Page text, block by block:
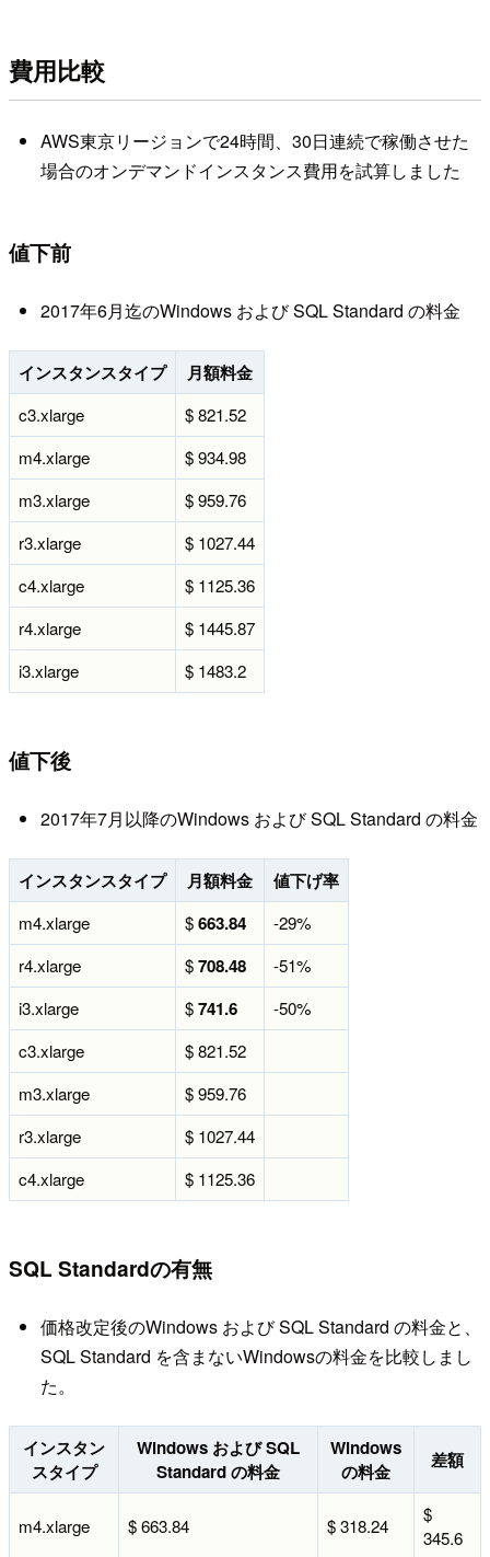
費用比較
AWS東京リージョンで24時間、30日連続で稼働させた
場合のオンデマンドインスタンス費用を試算しました
値下前
2017年6月迄のWindows および SQL Standard の料金
インスタンスタイプ 月額料金
c3.xlarge
$ 821.52
m4.xlarge
$ 934.98
m3.xlarge
$ 959.76
r3.xlarge
$ 1027.44
c4.xlarge
$ 1125.36
r4.xlarge
$ 1445.87
i3.xlarge
$ 1483.2
値下後
2017年7月以降のWindows および SQL Standard の料金
インスタンスタイプ 月額料金 値下げ率
m4.xlarge $663.84
-29%
r4.xlarge
$708.48
-51%
i3.xlarge
$741.6
-50%
c3.xlarge
$ 821.52
m3.xlarge
$ 959.76
r3.xlarge
$ 1027.44
c4.xlarge
$ 1125.36
SQL Standardの有無
価格改定後のWindows および SQL Standard の料金と、
SQL Standard を含まないWindowsの料金を比較しまし
た。
インスタン
スタイプ
Windows および SQL
Standard の料金
Windows
の料金
差額
m4.xlarge $ 663.84 $ 318.24
$
345.6